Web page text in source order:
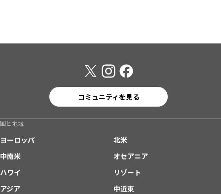
コミュニティを見る
国と地域
ヨーロッパ
北米
中南米
オセアニア
ハワイ
リゾート
アジア
中近東